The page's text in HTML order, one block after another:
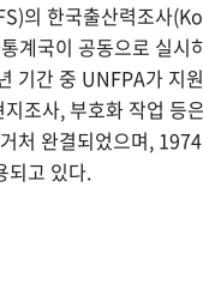
의 한국출산력조사
계국이 공동으로 실
기간 중 UNFPA가 지
조사, 부호화 작업 등
완결되었으며,
되고 있다.